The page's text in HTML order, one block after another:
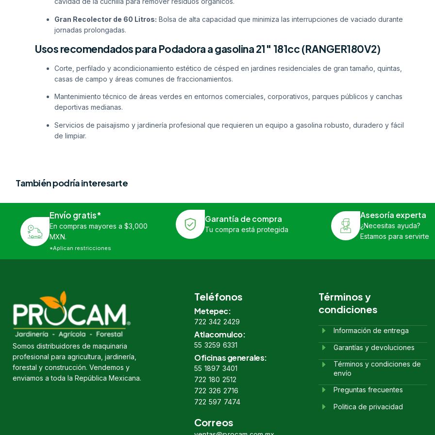
Gran Recolector de 60 Litros: Bolsa de alta capacidad que minimiza las interrupciones de vaciado durante
jornadas prolongadas.
Usos recomendados para Podadora a gasolina 21″ 181cc (RANGER180V2)
Corte, perfilado y acondicionamiento estético de césped en jardines residenciales de gran tamaño, quintas,
casas de campo y áreas comunes de fraccionamientos.
Mantenimiento técnico de áreas verdes en entornos comerciales, corporativos, parques públicos y canchas
deportivas medianas.
Servicios de paisajismo y jardinería profesional que requieren un equipo a gasolina robusto, duradero y fácil
de limpiar.
También podría interesarte
Envío gratis*
En compras mayores a $3,000
MXN.
*Aplican restricciones
Garantía de compra
Tu compra está protegida
Asesoría experta
¿Necesitas ayuda?
Estamos para servirte
Somos distribuidores de maquinaria
profesional para agricultura, jardinería,
forestal y construcción. Vendemos y
enviamos a toda la República Mexicana.
Teléfonos
Metepec:
722 342 2429
Atlacomulco:
55 3259 6331
Oficinas generales:
55 1897 3401
722 180 2512
722 326 2716
722 597 7474
Correos
Términos y
condiciones
Información de entrega
Garantías y devoluciones
Términos y condiciones de
envío
Preguntas frecuentes
Politica de privacidad